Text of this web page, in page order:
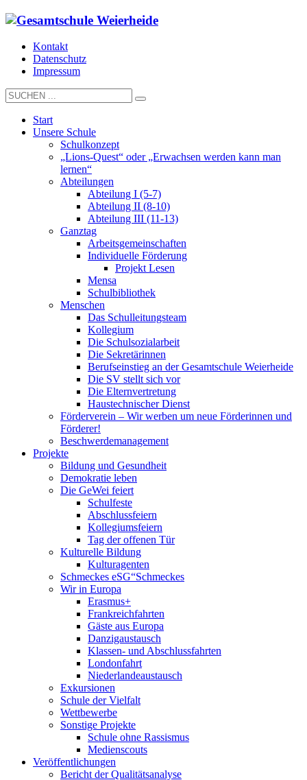
Kontakt
Datenschutz
Impressum
Start
Unsere Schule
Schulkonzept
„Lions-Quest“ oder „Erwachsen werden kann man
lernen“
Abteilungen
Abteilung I (5-7)
Abteilung II (8-10)
Abteilung III (11-13)
Ganztag
Arbeitsgemeinschaften
Individuelle Förderung
Projekt Lesen
Mensa
Schulbibliothek
Menschen
Das Schulleitungsteam
Kollegium
Die Schulsozialarbeit
Die Sekretärinnen
Berufseinstieg an der Gesamtschule Weierheide
Die SV stellt sich vor
Die Elternvertretung
Haustechnischer Dienst
Förderverein – Wir werben um neue Förderinnen und
Förderer!
Beschwerdemanagement
Projekte
Bildung und Gesundheit
Demokratie leben
Die GeWei feiert
Schulfeste
Abschlussfeiern
Kollegiumsfeiern
Tag der offenen Tür
Kulturelle Bildung
Kulturagenten
Schmeckes eSG“Schmeckes
Wir in Europa
Erasmus+
Frankreichfahrten
Gäste aus Europa
Danzigaustausch
Klassen- und Abschlussfahrten
Londonfahrt
Niederlandeaustausch
Exkursionen
Schule der Vielfalt
Wettbewerbe
Sonstige Projekte
Schule ohne Rassismus
Medienscouts
Veröffentlichungen
Bericht der Qualitätsanalyse